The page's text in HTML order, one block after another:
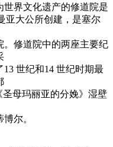
世界文化遗产的修道院是
亚大公所创建，是塞尔
。修道院中的两座主要纪
世纪和14 世纪时期最
圣母玛丽亚的分娩》湿壁
尔。